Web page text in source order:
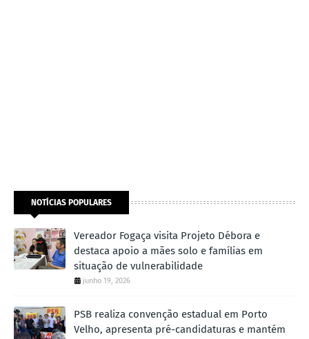
NOTÍCIAS POPULARES
Vereador Fogaça visita Projeto Débora e
destaca apoio a mães solo e famílias em
situação de vulnerabilidade
junho 19, 2026
PSB realiza convenção estadual em Porto
Velho, apresenta pré-candidaturas e mantém